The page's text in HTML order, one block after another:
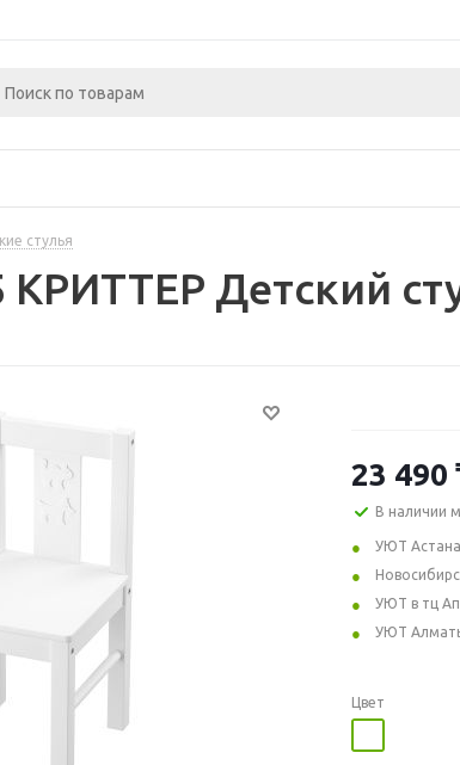
стулья
КРИТТЕР Детский
23 490
В наличии
УЮТ Астана
УЮТ в тц
УЮТ
Цвет